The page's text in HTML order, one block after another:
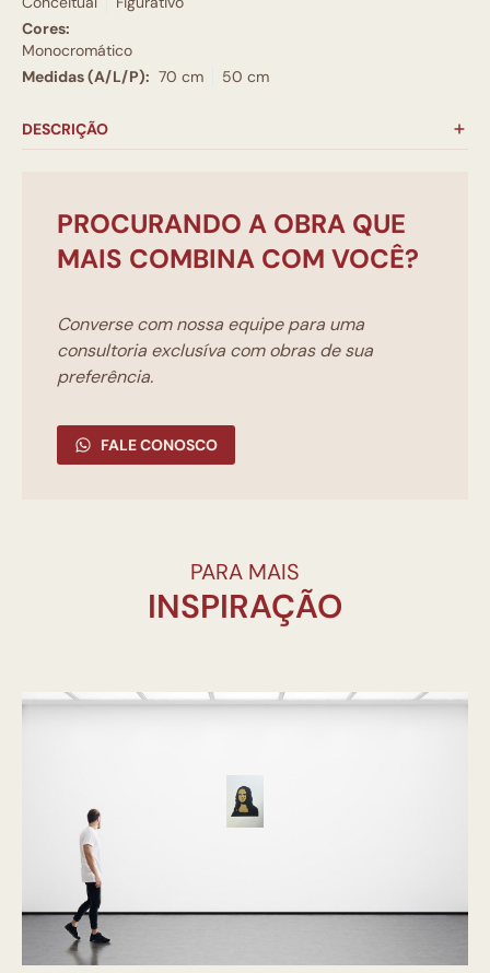
Cores:
Monocromático
Medidas (A/L/P): 70 cm 50 cm
DESCRIÇÃO
PROCURANDO A OBRA QUE
MAIS COMBINA COM VOCÊ?
Converse com nossa equipe para uma
consultoria exclusíva com obras de sua
preferência.
FALE CONOSCO
PARA MAIS
INSPIRAÇÃO